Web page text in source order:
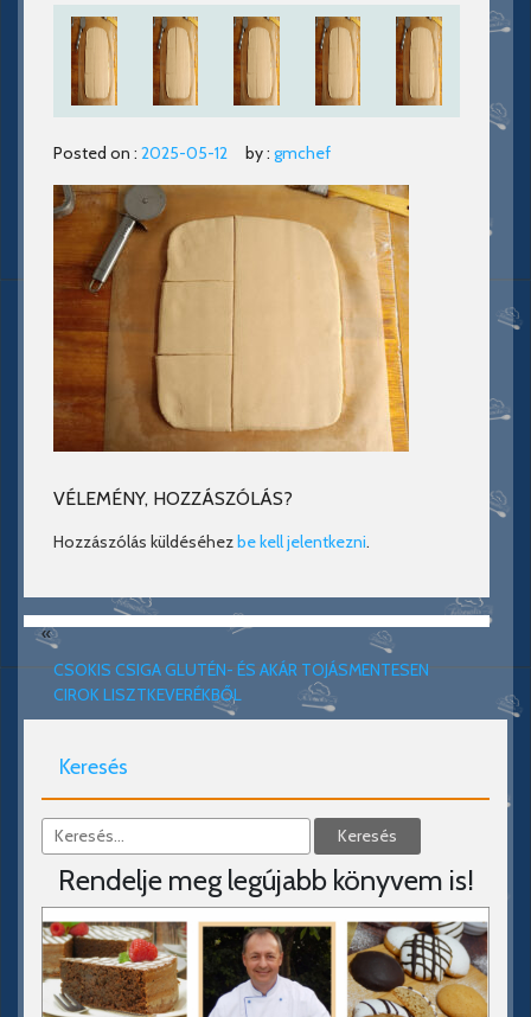
Posted on : 2025-05-12 by : gmchef
VÉLEMÉNY, HOZZÁSZÓLÁS?
Hozzászólás küldéséhezbe kell jelentkezni.
«
CSOKIS CSIGA GLUTÉN- ÉS AKÁR TOJÁSMENTESEN
CIROK LISZTKEVERÉKBŐL
Keresés
Rendelje meg legújabb könyvem is!